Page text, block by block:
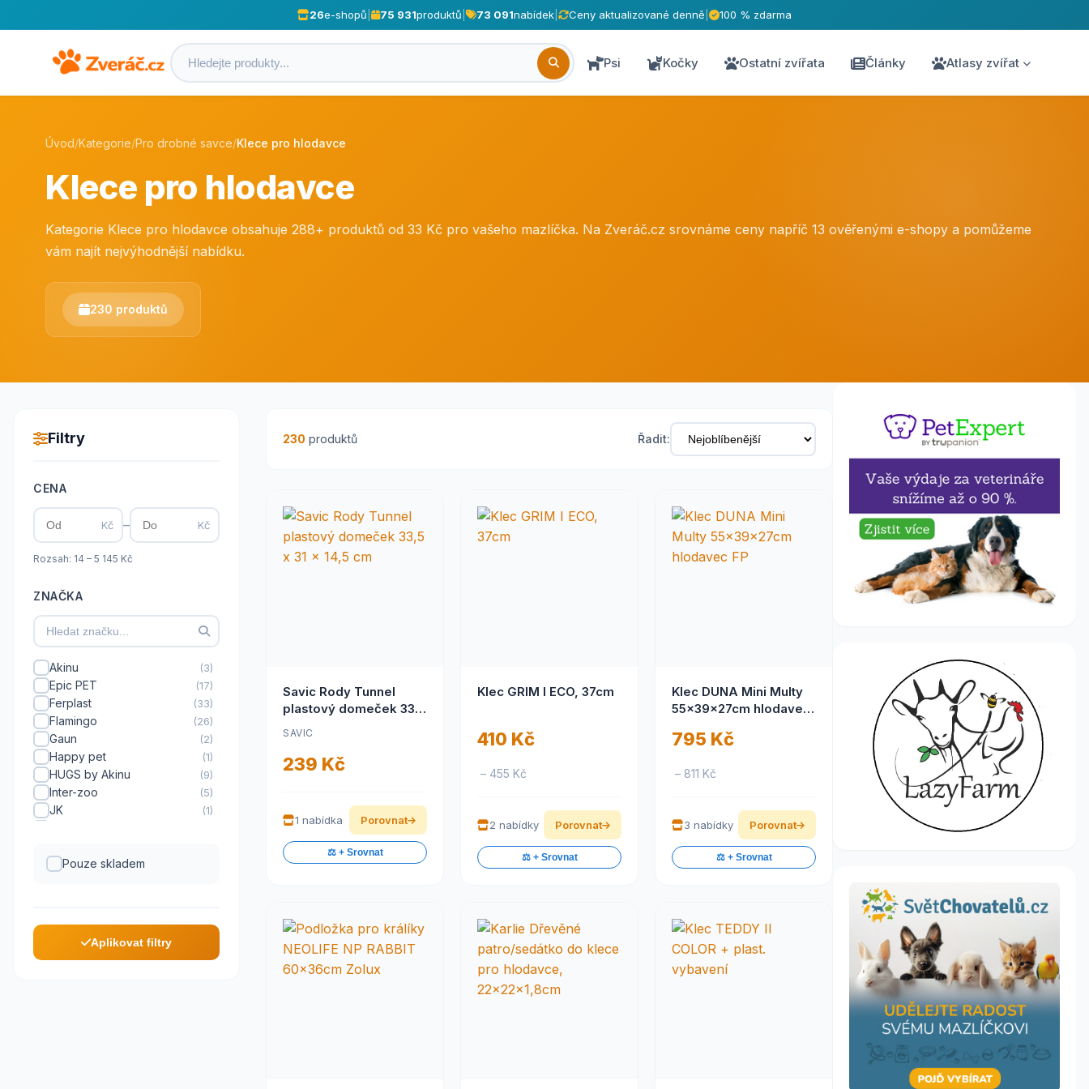
26e-shopů 75 931produktů 73 091nabídek Ceny aktualizované denně 100 % zdarma
Psi Kočky Ostatní zvířata Články Atlasy zvířat
Úvod/Kategorie/Pro drobné savce/Klece pro hlodavce
Klece pro hlodavce
Kategorie Klece pro hlodavce obsahuje 288+ produktů od 33 Kč pro vašeho mazlíčka. Na Zveráč.cz srovnáme ceny napříč 13 ověřenými e-shopy a pomůžeme
vám najít nejvýhodnější nabídku.
230 produktů
Filtry
CENA
Kč – Kč
Rozsah: 14 – 5 145 Kč
ZNAČKA
Akinu (3)
Epic PET (17)
Ferplast (33)
Flamingo (26)
Gaun (2)
Happy pet (1)
HUGS by Akinu (9)
Inter-zoo (5)
JK (1)
Kerbl
Small Animal
Pouze skladem
Aplikovat filtry
230 produktů Řadit:
Savic Rody Tunnel
plastový domeček 33,5
x 31 x 14,5 cm
SAVIC
239 Kč
1 nabídka Porovnat
⚖️ + Srovnat
Klec GRIM I ECO, 37cm
410 Kč
– 455 Kč
2 nabídky Porovnat
⚖️ + Srovnat
Klec DUNA Mini Multy
55x39x27cm hlodavec
795 Kč
– 811 Kč
3 nabídky Porovnat
⚖️ + Srovnat